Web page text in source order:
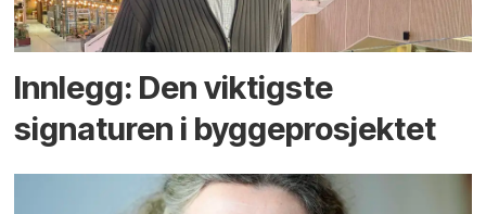
Innlegg: Den viktigste
signaturen i bygge­­prosjektet